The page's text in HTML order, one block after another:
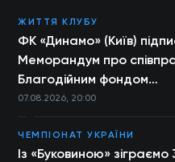
ЖИТТЯ КЛУБУ
ФК «Динамо» (Київ)
Меморандум про
Благодійним фондом
TYTANOVI
07.08.2026, 20:00
ЧЕМПІОНАТ УКРАЇНИ
Із «Буковиною» зіграємо